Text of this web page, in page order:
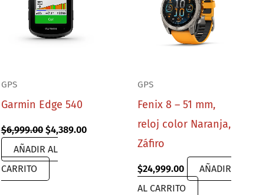
GPS
Garmin Edge 540
$6,999.00 Original
price
was:
$6,999.00.
$4,389.00Current
AÑADIR AL
CARRITO
GPS
Fenix 8 – 51 mm,
reloj color Naranja,
Záfiro
$24,999.00
AÑADIR
AL CARRITO